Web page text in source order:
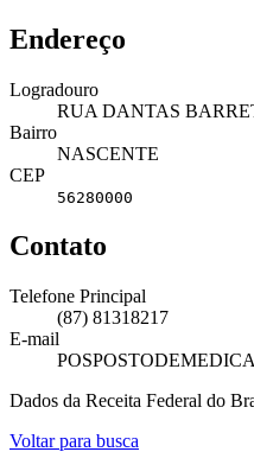
Endereço
Logradouro
RUA DANTAS
Bairro
NASCENTE
CEP
56280000
Contato
Telefone Principal
(87) 81318217
E-mail
Dados da Receita Federal do
Voltar para busca